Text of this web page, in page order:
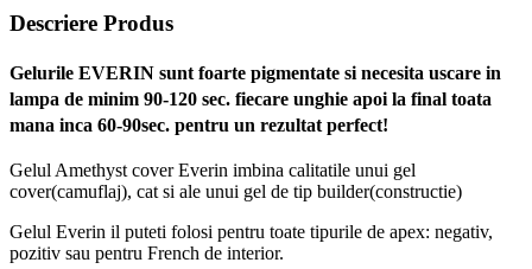
Descriere Produs
Gelurile EVERIN sunt foarte pigmentate si necesita uscare in
lampa de minim 90-120 sec. fiecare unghie apoi la final toata
mana inca 60-90sec. pentru un rezultat perfect!
Gelul Amethyst cover Everin imbina calitatile unui gel
cover(camuflaj), cat si ale unui gel de tip builder(constructie)
Gelul Everin il puteti folosi pentru toate tipurile de apex: negativ,
pozitiv sau pentru French de interior.